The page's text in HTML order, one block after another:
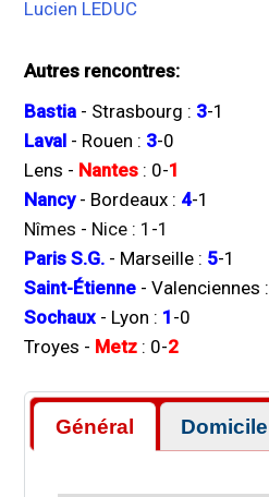
Lucien LEDUC
Autres rencontres:
Bastia - Strasbourg : 3-1
Laval - Rouen : 3-0
Lens - Nantes : 0-1
Nancy- Bordeaux : 4-1
Nîmes - Nice : 1 -1
Paris S.G. - Marseille : 5-1
Saint-Étienne - Valenciennes :
Sochaux - Lyon : 1 -0
Troyes - Metz : 0-2
Général Domicile